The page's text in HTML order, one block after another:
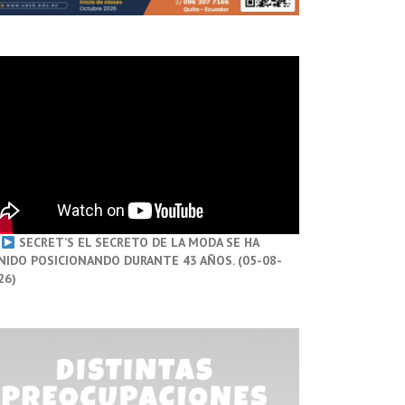
SECRET’S EL SECRETO DE LA MODA SE HA
POSICIONANDO DURANTE 43 AÑOS. (05-08-